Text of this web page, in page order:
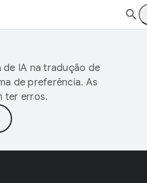
IA na tradução de
de preferência. As
ter erros.